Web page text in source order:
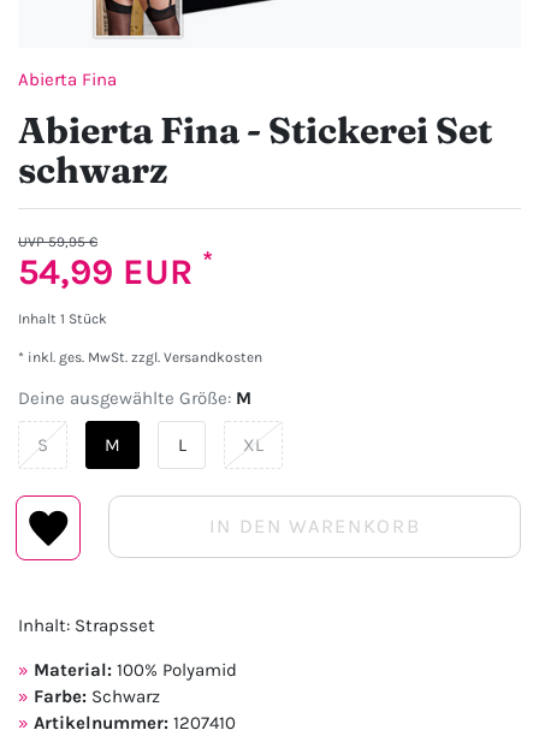
Abierta Fina
Abierta Fina - Stickerei Set
schwarz
UVP 59,95 €
54,99 EUR *
Inhalt 1 Stück
* inkl. ges. MwSt. zzgl. Versandkosten
Deine ausgewählte Größe: M
S M L XL
IN DEN WARENKORB
Inhalt: Strapsset
Material: 100% Polyamid
Farbe: Schwarz
Artikelnummer: 1207410